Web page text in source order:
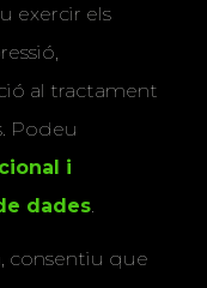
exercir els
al tractament
Podeu
i
dades.
consentiu que